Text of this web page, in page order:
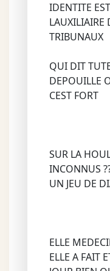
IDENTITE
LAUXILIAIRE
TRIBUNAUX
QUI DIT
DEPOUILLE
CEST FORT
SUR LA
INCONNUS
UN JEU DE
ELLE
ELLE A FAIT